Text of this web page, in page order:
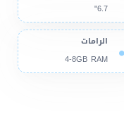
6.7"
الرامات
4-8GB RAM